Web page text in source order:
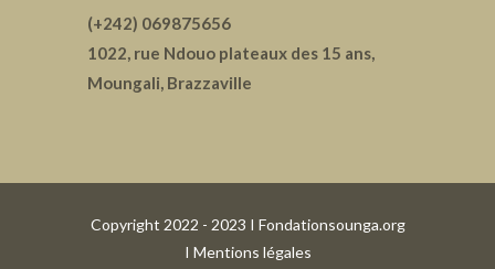
(+242) 069875656
1022, rue Ndouo plateaux des 15 ans,
Moungali, Brazzaville
Copyright 2022 - 2023 I Fondationsounga.org
I Mentions légales